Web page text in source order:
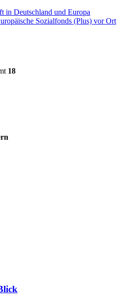
in Deutschland und Europa
Sozialfonds (Plus) vor Ort
18